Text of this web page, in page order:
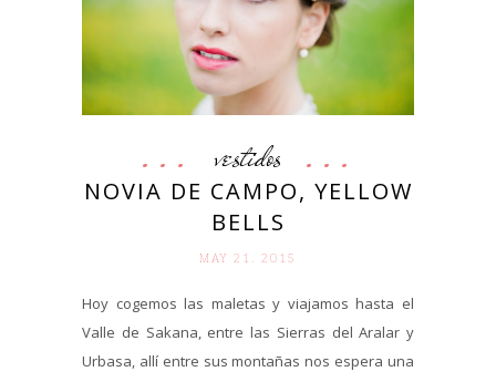
vestidos
NOVIA DE CAMPO, YELLOW
BELLS
MAY 21. 2015
Hoy cogemos las maletas y viajamos hasta el
Valle de Sakana, entre las Sierras del Aralar y
Urbasa, allí entre sus montañas nos espera una